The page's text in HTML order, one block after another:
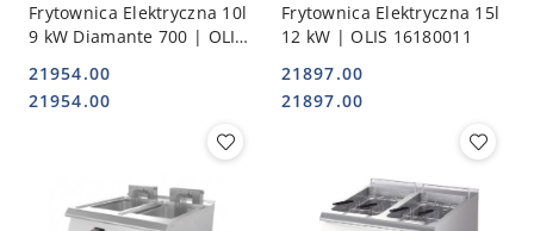
Frytownica Elektryczna 10l
9 kW Diamante 700 | OLIS
Cena:
21954.00
Cena:
21954.00
Frytownica Elektryczna 15l
12 kW | OLIS 16180011
Cena:
21897.00
Cena:
21897.00